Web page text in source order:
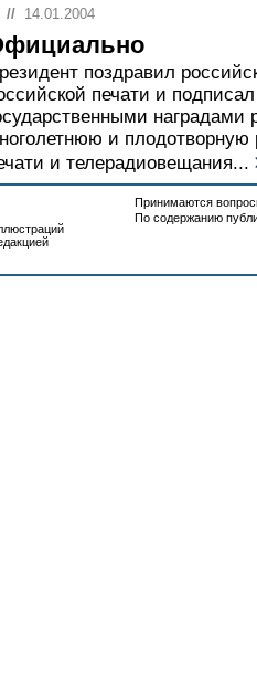
// 14.01.2004
поздравил
печати и
наградами
и плодотворную
и телерадиовещания...
Принимаются
По содержанию